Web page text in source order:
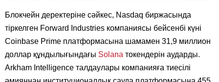
Блокчейн деректеріне сәйкес, Nasdaq биржасында
тіркелген Forward Industries компаниясы бейсенбі күні
Coinbase Prime платформасына шамамен 31,9 миллион
доллар құндылығындағы Solana токендерін аударды.
Arkham Intelligence талдаулары компанияға тиесілі